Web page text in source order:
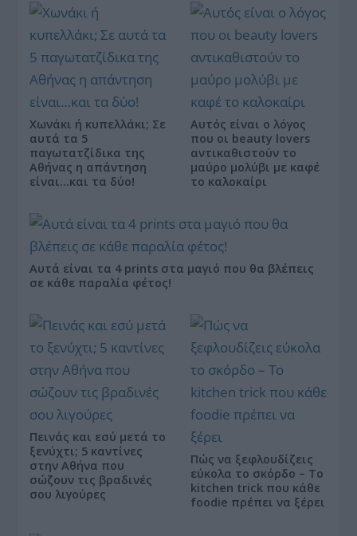
Χωνάκι ή κυπελλάκι; Σε
αυτά τα 5
παγωτατζίδικα της
Αθήνας η απάντηση
είναι…και τα δύο!
Αυτός είναι ο λόγος
που οι beauty lovers
αντικαθιστούν το
μαύρο μολύβι με καφέ
το καλοκαίρι
Αυτά είναι τα 4 prints στα μαγιό που θα βλέπεις
σε κάθε παραλία φέτος!
Πεινάς και εσύ μετά το
ξενύχτι; 5 καντίνες
στην Αθήνα που
σώζουν τις βραδινές
σου λιγούρες
Πώς να ξεφλουδίζεις
εύκολα το σκόρδο – Το
kitchen trick που κάθε
foodie πρέπει να ξέρει